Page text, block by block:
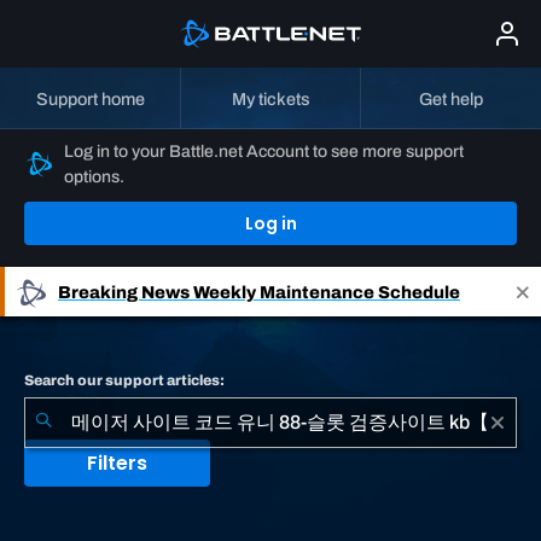
Support home My tickets Get help
Log in to your Battle.net Account to see more support
options.
Log in
Breaking NewsWeekly Maintenance Schedule
Search our support articles:
Filters